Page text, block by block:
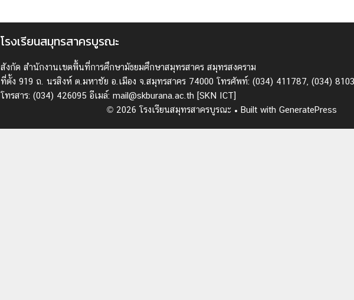
โรงเรียนสมุทรสาครบูรณะ
สังกัด สํานักงานเขตพื้นที่การศึกษามัธยมศึกษาสมุทรสาคร สมุทรสงคราม
ที่ตั้ง 919 ถ. นรสิงห์ ต.มหาชัย อ.เมือง จ.สมุทรสาคร 74000 โทรศัพท์: (034) 411787, (034)
โทรสาร: (034) 426095 อีเมล์: mail@skburana.ac.th [SKN ICT]
© 2026 โรงเรียนสมุทรสาครบูรณะ • Built with GeneratePress